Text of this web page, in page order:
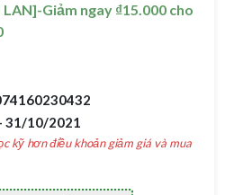
Giảm ngay ₫15.000 cho
31/10/2021
kỹ hơn điều khoản giảm giá và mua